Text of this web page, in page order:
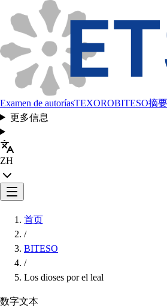
Examen de autoríasTEXOROBITESO摘要
更多信息
ZH
首页
/
BITESO
/
Los dioses por el leal
数字文本